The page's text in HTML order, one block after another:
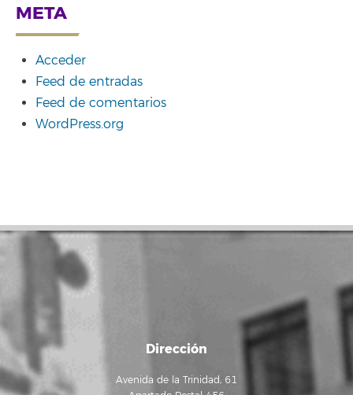
META
Acceder
Feed de entradas
Feed de comentarios
WordPress.org
Dirección
Avenida de la Trinidad, 61